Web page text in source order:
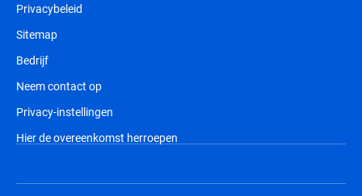
Privacybeleid
Sitemap
Bedrijf
Neem contact op
Privacy-instellingen
Hier de overeenkomst herroepen